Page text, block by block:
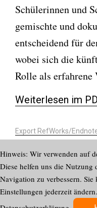
Schülerinnen und
gemischte und
entscheidend für
wobei sich die
Rolle als
Weiterlesen im
Export RefWorks/
Impressum
Datenschutzerklärung
Newsletter abonnieren
Hinweis: Wir verwenden auf
Diese helfen uns die Nutzung
Navigation zu verbessern.
Einstellungen jederzeit